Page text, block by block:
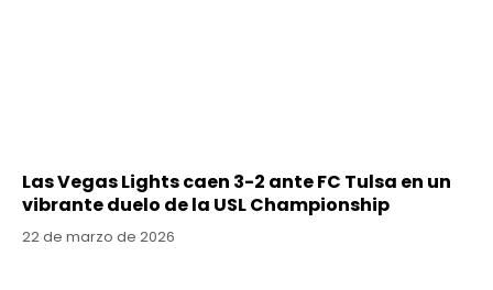
Las Vegas Lights caen 3-2 ante FC Tulsa en un
vibrante duelo de la USL Championship
22 de marzo de 2026